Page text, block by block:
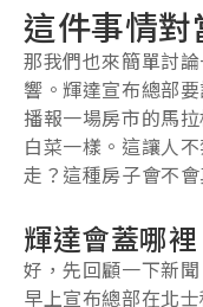
這件事情
那我們也來簡單討
響。輝達宣布總部
播報一場房市的馬
白菜一樣。這讓人
走？這種房子會不
輝達會蓋哪裡
好，先回顧一下新
早上宣布總部在北